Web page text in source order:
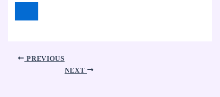
PREVIOUS
NEXT